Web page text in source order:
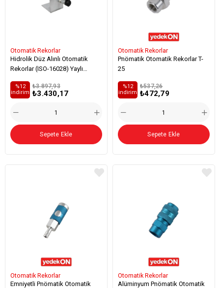
Otomatik Rekorlar
Hidrolik Düz Alınlı Otomatik
Rekorlar (ISO-16028) Yaylı
₺3.430,17
₺3.897,93
%12
i̇ndirim
Sepete Ekle
Otomatik Rekorlar
Pnömatik Otomatik Rekorlar T-
25
₺472,79
₺537,26
%12
i̇ndirim
Sepete Ekle
Otomatik Rekorlar
Emniyetli Pnömatik Otomatik
Otomatik Rekorlar
Alüminyum Pnömatik Otomatik